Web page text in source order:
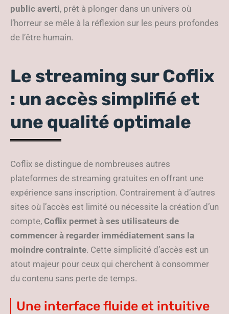
public averti, prêt à plonger dans un univers où
l’horreur se mêle à la réflexion sur les peurs profondes
de l’être humain.
Le streaming sur Coflix
: un accès simplifié et
une qualité optimale
Coflix se distingue de nombreuses autres
plateformes de streaming gratuites en offrant une
expérience sans inscription. Contrairement à d’autres
sites où l’accès est limité ou nécessite la création d’un
compte, Coflix permet à ses utilisateurs de
commencer à regarder immédiatement sans la
moindre contrainte. Cette simplicité d’accès est un
atout majeur pour ceux qui cherchent à consommer
du contenu sans perte de temps.
Une interface fluide et intuitive